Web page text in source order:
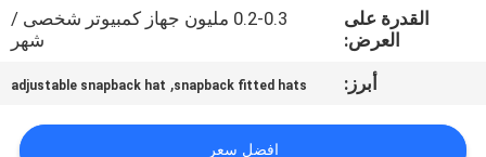
حالات
القدرة على
العرض:
0.2-0.3 مليون جهاز كمبيوتر شخصى /
شهر
أبرز:
snapback fitted hats
,
adjustable snapback hat
افضل سعر